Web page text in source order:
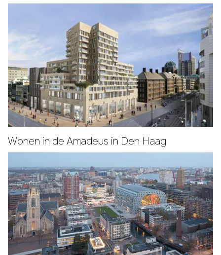
Wonen in de Amadeus in Den Haag